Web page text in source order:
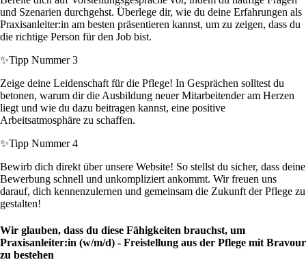
und Szenarien durchgehst. Überlege dir, wie du deine Erfahrungen als
Praxisanleiter:in am besten präsentieren kannst, um zu zeigen, dass du
die richtige Person für den Job bist.
✨Tipp Nummer 3
Zeige deine Leidenschaft für die Pflege! In Gesprächen solltest du
betonen, warum dir die Ausbildung neuer Mitarbeitender am Herzen
liegt und wie du dazu beitragen kannst, eine positive
Arbeitsatmosphäre zu schaffen.
✨Tipp Nummer 4
Bewirb dich direkt über unsere Website! So stellst du sicher, dass deine
Bewerbung schnell und unkompliziert ankommt. Wir freuen uns
darauf, dich kennenzulernen und gemeinsam die Zukunft der Pflege zu
gestalten!
Wir glauben, dass du diese Fähigkeiten brauchst, um
Praxisanleiter:in (w/m/d) - Freistellung aus der Pflege mit Bravour
zu bestehen